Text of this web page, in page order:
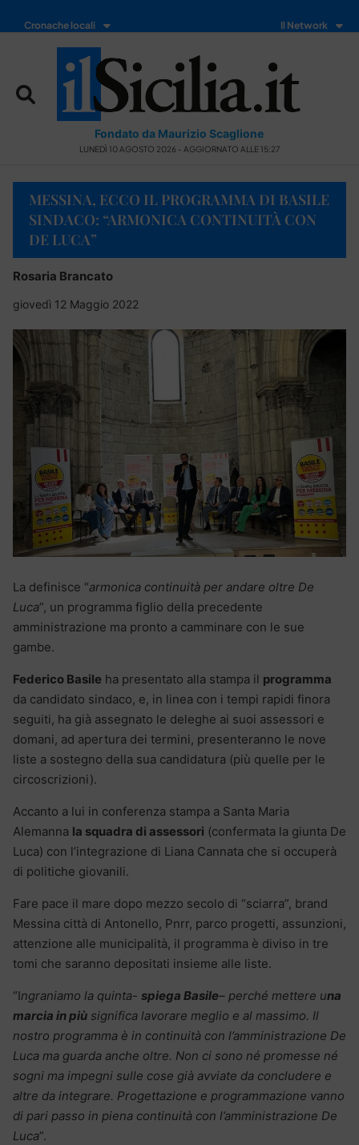
Cronache locali Il Network
Fondato da Maurizio Scaglione
LUNEDÌ 10 AGOSTO 2026 - AGGIORNATO ALLE 15:27
MESSINA, ECCO IL PROGRAMMA DI BASILE
SINDACO: “ARMONICA CONTINUITÀ CON
DE LUCA”
Rosaria Brancato
giovedì 12 Maggio 2022
La definisce “armonica continuità per andare oltre De
Luca”, un programma figlio della precedente
amministrazione ma pronto a camminare con le sue
gambe.
Federico Basile ha presentato alla stampa il programma
da candidato sindaco, e, in linea con i tempi rapidi finora
seguiti, ha già assegnato le deleghe ai suoi assessori e
domani, ad apertura dei termini, presenteranno le nove
liste a sostegno della sua candidatura (più quelle per le
circoscrizioni).
Accanto a lui in conferenza stampa a Santa Maria
Alemanna la squadra di assessori (confermata la giunta De
Luca) con l’integrazione di Liana Cannata che si occuperà
di politiche giovanili.
Fare pace il mare dopo mezzo secolo di “sciarra”, brand
Messina città di Antonello, Pnrr, parco progetti, assunzioni,
attenzione alle municipalità, il programma è diviso in tre
tomi che saranno depositati insieme alle liste.
“Ingraniamo la quinta- spiega Basile– perché mettere una
marcia in più significa lavorare meglio e al massimo. Il
nostro programma è in continuità con l’amministrazione De
Luca ma guarda anche oltre. Non ci sono né promesse né
sogni ma impegni sulle cose già avviate da concludere e
altre da integrare. Progettazione e programmazione vanno
di pari passo in piena continuità con l’amministrazione De
Luca”.